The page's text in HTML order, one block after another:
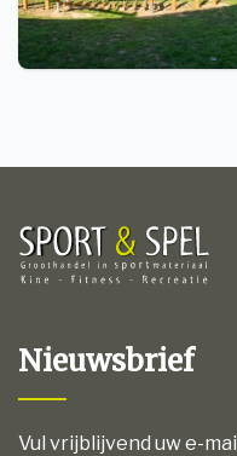
Nieuwsbrief
Vul vrijblijvend uw e-